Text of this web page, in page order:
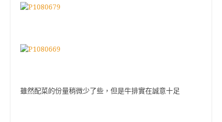
雖然配菜的份量稍微少了些，但是牛排實在誠意十足